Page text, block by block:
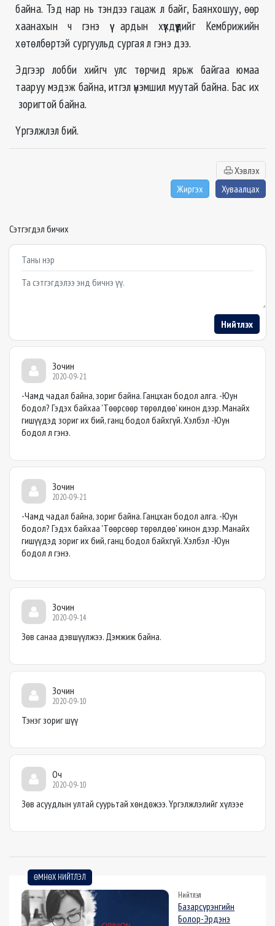
байна. Тэд нар нь тэндээ гацаж л байг, Баянхошуу, өөр
хаанахын ч гэнэ үү ардын хүүхдүүдийг Кембрижийн
хөтөлбөртэй сургуульд сургая л гэнэ дээ.
Эдгээр лобби хийгч улс төрчид ярьж байгаа юмаа
тааруу мэдэж байна, итгэл үнэмшил муутай байна. Бас их
зоригтой байна.
Үргэлжлэл бий.
Хэвлэх
Жиргэх
Хуваалцах
Сэтгэгдэл бичих
Example textarea
Нийтлэх
Зочин
2020-09-21
-Чамд чадал байна, зориг байна. Ганцхан бодол алга. -Юун
бодол? Гэдэх байхаа 'Төөрсөөр төрөлдөө' кинон дээр. Манайх
гишүүдэд зориг их бий, ганц бодол байхгүй. Хэлбэл -Юун
бодол л гэнэ.
Зочин
2020-09-21
-Чамд чадал байна, зориг байна. Ганцхан бодол алга. -Юун
бодол? Гэдэх байхаа 'Төөрсөөр төрөлдөө' кинон дээр. Манайх
гишүүдэд зориг их бий, ганц бодол байхгүй. Хэлбэл -Юун
бодол л гэнэ.
Зочин
2020-09-14
Зөв санаа дэвшүүлжээ. Дэмжиж байна.
Зочин
2020-09-10
Тэнэг зориг шүү
Оч
2020-09-10
Зөв асуудлын ултай суурьтай хөндөжээ. Үргэлжлэлийг хүлээе
ӨМНӨХ НИЙТЛЭЛ
Нийтлэл
Базарсүрэнгийн
Болор-Эрдэнэ